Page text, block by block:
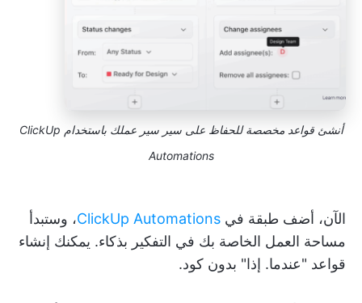
أنشئ قواعد مخصصة للحفاظ على سير سير عملك باستخدام ClickUp
Automations
الآن، أضف طبقة في ClickUp Automations، وستبدأ
مساحة العمل الخاصة بك في التفكير بذكاء. يمكنك إنشاء
قواعد "عندما. إذا" بدون كود.